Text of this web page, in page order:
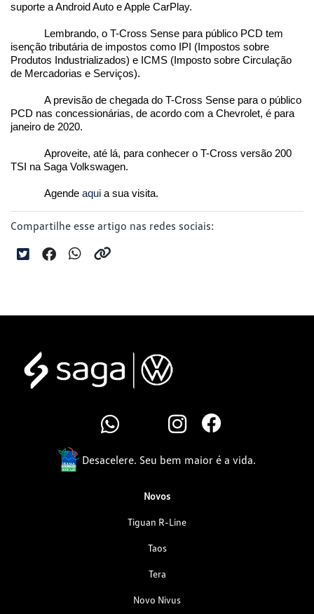
suporte a Android Auto e Apple CarPlay.
Lembrando, o T-Cross Sense para público PCD tem
isenção tributária de impostos como IPI (Impostos sobre
Produtos Industrializados) e ICMS (Imposto sobre Circulação
de Mercadorias e Serviços).
A previsão de chegada do T-Cross Sense para o público
PCD nas concessionárias, de acordo com a Chevrolet, é para
janeiro de 2020.
Aproveite, até lá, para conhecer o T-Cross versão 200
TSI na Saga Volkswagen.
Agende aqui a sua visita.
Compartilhe esse artigo nas redes sociais:
Desacelere. Seu bem maior é a vida.
Novos
Tiguan R-Line
Taos
Tera
Novo Nivus